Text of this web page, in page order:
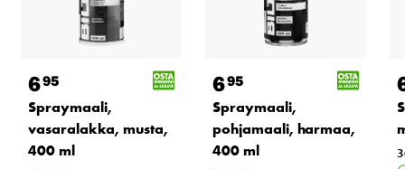
695
Spraymaali,
vasaralakka, musta,
400 ml
695
Spraymaali,
pohjamaali, harmaa,
400 ml